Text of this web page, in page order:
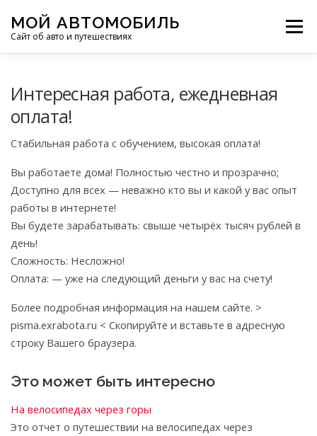
содержимому
МОЙ АВТОМОБИЛЬ
Сайт об авто и путешествиях
Меню
ФОТООТЧЕТЫ ОСТАЛЬНОЕ
Интересная работа, ежедневная
оплата!
Стабильная работа с обучением, высокая оплата!
Вы работаете дома! Полностью честно и прозрачно;
Доступно для всех — неважно кто вы и какой у вас опыт
работы в интернете!
Вы будете зарабатывать: свыше четырёх тысяч рублей в
день!
Сложность: Несложно!
Оплата: — уже на следующий деньги у вас на счету!
Более подробная информация на нашем сайте. >
pisma.exrabota.ru < Скопируйте и вставьте в адресную
строку Вашего браузера.
Это может быть интересно
На велосипедах через горы
Это отчет о путешествии на велосипедах через